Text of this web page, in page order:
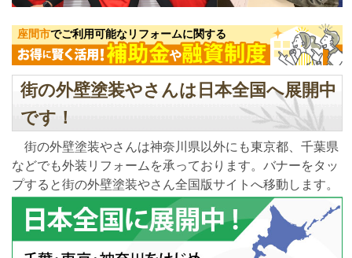
座間市でご利用可能なリフォームに関する
街の外壁塗装やさんは日本全国へ展開中
です！
街の外壁塗装やさんは神奈川県以外にも東京都、千葉県
などでも外装リフォームを承っております。バナーをタッ
プすると街の外壁塗装やさん全国版サイトへ移動します。